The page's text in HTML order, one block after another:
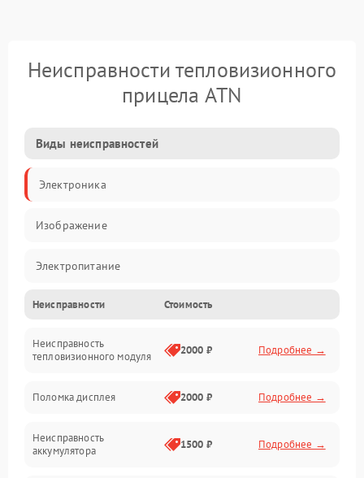
Неисправности тепловизионного
прицела ATN
Виды неисправностей
Электроника
Изображение
Электропитание
Измерения
Матрица
Неисправности Стоимость
Неисправность
тепловизионного модуля
2000 ₽ Подробнее →
Поломка дисплея 2000 ₽ Подробнее →
Неисправность
аккумулятора
1500 ₽ Подробнее →